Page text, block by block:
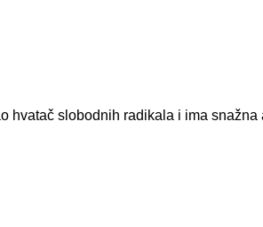
hvatač slobodnih radikala i ima